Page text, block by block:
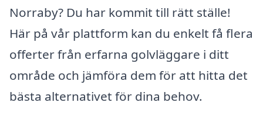
Norraby? Du har kommit till rätt ställe!
Här på vår plattform kan du enkelt få flera
offerter från erfarna golvläggare i ditt
område och jämföra dem för att hitta det
bästa alternativet för dina behov.